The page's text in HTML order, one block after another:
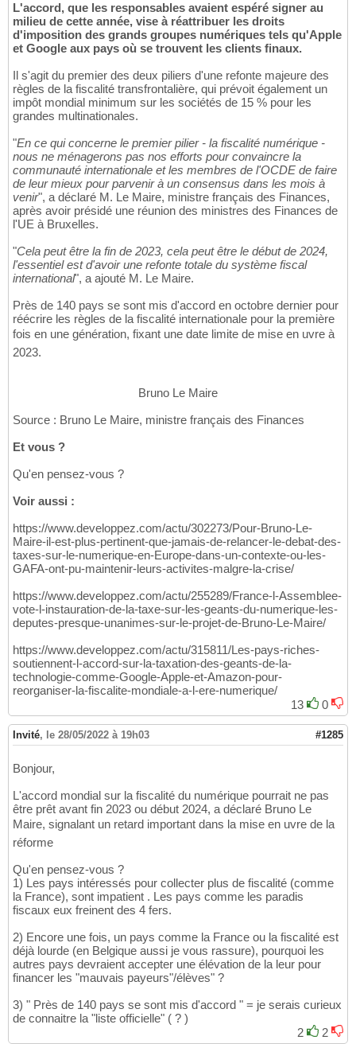
L'accord, que les responsables avaient espéré signer au
milieu de cette année, vise à réattribuer les droits
d'imposition des grands groupes numériques tels qu'Apple
et Google aux pays où se trouvent les clients finaux.
Il s'agit du premier des deux piliers d'une refonte majeure des
règles de la fiscalité transfrontalière, qui prévoit également un
impôt mondial minimum sur les sociétés de 15 % pour les
grandes multinationales.
"En ce qui concerne le premier pilier - la fiscalité numérique -
nous ne ménagerons pas nos efforts pour convaincre la
communauté internationale et les membres de l'OCDE de faire
de leur mieux pour parvenir à un consensus dans les mois à
venir", a déclaré M. Le Maire, ministre français des Finances,
après avoir présidé une réunion des ministres des Finances de
l'UE à Bruxelles.
"Cela peut être la fin de 2023, cela peut être le début de 2024,
l'essentiel est d'avoir une refonte totale du système fiscal
international", a ajouté M. Le Maire.
Près de 140 pays se sont mis d'accord en octobre dernier pour
réécrire les règles de la fiscalité internationale pour la première
fois en une génération, fixant une date limite de mise en uvre à
2023.
Bruno Le Maire
Source : Bruno Le Maire, ministre français des Finances
Et vous ?
Qu'en pensez-vous ?
Voir aussi :
https://www.developpez.com/actu/302273/Pour-Bruno-Le-
Maire-il-est-plus-pertinent-que-jamais-de-relancer-le-debat-des-
taxes-sur-le-numerique-en-Europe-dans-un-contexte-ou-les-
GAFA-ont-pu-maintenir-leurs-activites-malgre-la-crise/
https://www.developpez.com/actu/255289/France-l-Assemblee-
vote-l-instauration-de-la-taxe-sur-les-geants-du-numerique-les-
deputes-presque-unanimes-sur-le-projet-de-Bruno-Le-Maire/
https://www.developpez.com/actu/315811/Les-pays-riches-
soutiennent-l-accord-sur-la-taxation-des-geants-de-la-
technologie-comme-Google-Apple-et-Amazon-pour-
reorganiser-la-fiscalite-mondiale-a-l-ere-numerique/
13
0
Invité, le 28/05/2022 à 19h03 #1285
Bonjour,
L'accord mondial sur la fiscalité du numérique pourrait ne pas
être prêt avant fin 2023 ou début 2024, a déclaré Bruno Le
Maire, signalant un retard important dans la mise en uvre de la
réforme
Qu'en pensez-vous ?
1) Les pays intéressés pour collecter plus de fiscalité (comme
la France), sont impatient . Les pays comme les paradis
fiscaux eux freinent des 4 fers.
2) Encore une fois, un pays comme la France ou la fiscalité est
déjà lourde (en Belgique aussi je vous rassure), pourquoi les
autres pays devraient accepter une élévation de la leur pour
financer les "mauvais payeurs"/élèves" ?
3) " Près de 140 pays se sont mis d'accord " = je serais curieux
de connaitre la "liste officielle" ( ? )
2
2